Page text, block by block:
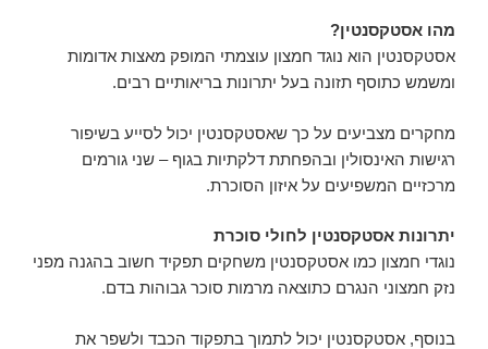
מהו אסטקסנטין?
אסטקסנטין הוא נוגד חמצון עוצמתי המופק מאצות אדומות
ומשמש כתוסף תזונה בעל יתרונות בריאותיים רבים.
מחקרים מצביעים על כך שאסטקסנטין יכול לסייע בשיפור
רגישות האינסולין ובהפחתת דלקתיות בגוף – שני גורמים
מרכזיים המשפיעים על איזון הסוכרת.
יתרונות אסטקסנטין לחולי סוכרת
נוגדי חמצון כמו אסטקסנטין משחקים תפקיד חשוב בהגנה מפני
נזק חמצוני הנגרם כתוצאה מרמות סוכר גבוהות בדם.
בנוסף, אסטקסנטין יכול לתמוך בתפקוד הכבד ולשפר את